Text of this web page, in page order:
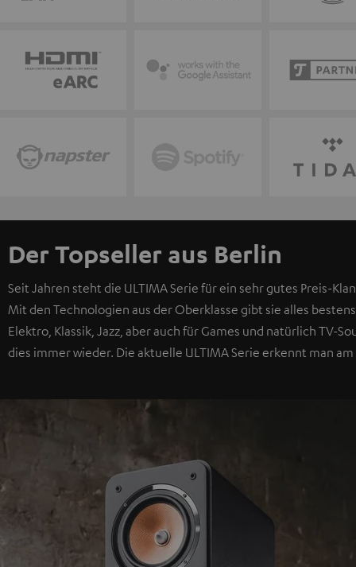
Der Topseller aus Berlin
Seit Jahren steht die ULTIMA Serie für ein sehr gutes Preis-
Mit den Technologien aus der Oberklasse gibt sie alles
Elektro, Klassik, Jazz, aber auch für Games und natürlich TV-
dies immer wieder. Die aktuelle ULTIMA Serie erkennt man